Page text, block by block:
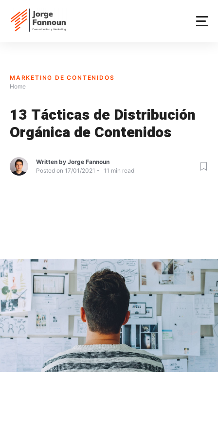
content
MARKETING DE CONTENIDOS
Home
13 Tácticas de Distribución
Orgánica de Contenidos
Written by Jorge Fannoun
Posted on 17/01/2021 11 min read